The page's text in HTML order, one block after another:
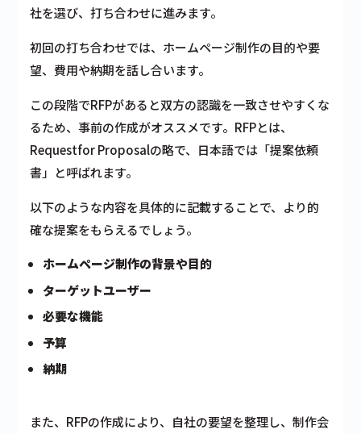
社を選び、打ち合わせに進みます。
初回の打ち合わせでは、ホームページ制作の目的や要
望、費用や納期を話し合います。
この段階でRFPがあると双方の認識を一致させやすくな
るため、事前の作成がオススメです。RFPとは、
Requestfor Proposalの略で、日本語では「提案依頼
書」と呼ばれます。
以下のような内容を具体的に記載することで、より的
確な提案をもらえるでしょう。
ホームページ制作の背景や目的
ターゲットユーザー
必要な機能
予算
納期
また、RFPの作成により、自社の要望を整理し、制作会